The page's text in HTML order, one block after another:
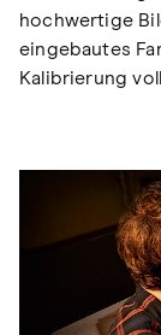
hochwertige
eingebautes
Kalibrierung